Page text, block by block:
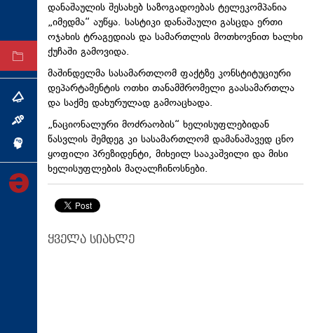
ტაბლოიდი
არქივი
ინტერვიუ
ინქვიზიცია
დანაშაულის შესახებ საზოგადოებას ტელეკომპანია
„იმედმა“ აუწყა. სასტიკი დანაშაული გასცდა ერთი
ოჯახის ტრაგედიას და სამართლის მოთხოვნით ხალხი
ქუჩაში გამოვიდა.
მაშინდელმა სასამართლომ ფაქტზე კონსტიტუციური
დეპარტამენტის ოთხი თანამშრომელი გაასამართლა
და საქმე დახურულად გამოაცხადა.
„ნაციონალური მოძრაობის“ ხელისუფლებიდან
წასვლის შემდეგ კი სასამართლომ დამანაშავედ ცნო
ყოფილი პრეზიდენტი, მიხეილ სააკაშვილი და მისი
ხელისუფლების მაღალჩინოსნები.
ყველა სიახლე